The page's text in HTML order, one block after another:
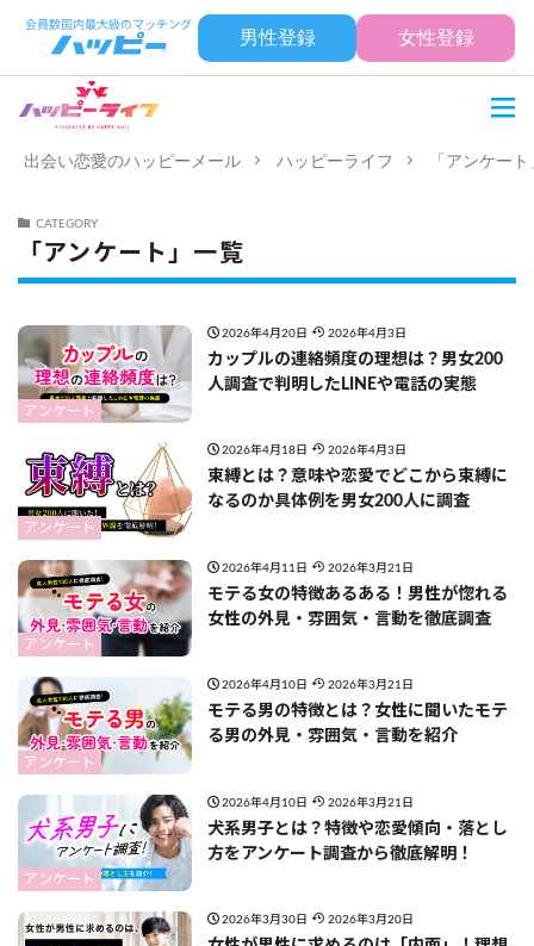
男性登録 女性登録
出会い恋愛のハッピーメール ハッピーライフ 「アンケー
CATEGORY
「アンケート」一覧
アンケート
2026年4月20日 2026年4月3日
カップルの連絡頻度の理想は？男女200
人調査で判明したLINEや電話の実態
アンケート
2026年4月18日 2026年4月3日
束縛とは？意味や恋愛でどこから束縛に
なるのか具体例を男女200人に調査
アンケート
2026年4月11日 2026年3月21日
モテる女の特徴あるある！男性が惚れる
女性の外見・雰囲気・言動を徹底調査
アンケート
2026年4月10日 2026年3月21日
モテる男の特徴とは？女性に聞いたモテ
る男の外見・雰囲気・言動を紹介
アンケート
2026年4月10日 2026年3月21日
犬系男子とは？特徴や恋愛傾向・落とし
方をアンケート調査から徹底解明！
2026年3月30日 2026年3月20日